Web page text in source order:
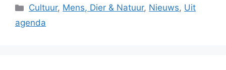
Categorieën
Cultuur, Mens, Dier & Natuur, Nieuws, Uit
agenda